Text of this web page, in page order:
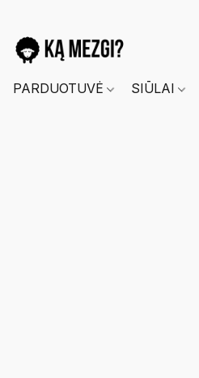
PARDUOTUVĖ SIŪLAI